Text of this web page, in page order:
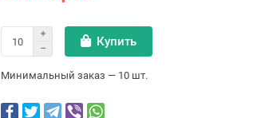
Купить
Минимальный заказ — 10 шт.